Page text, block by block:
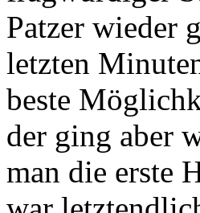
Patzer wieder
letzten
beste
der ging aber
man die erste